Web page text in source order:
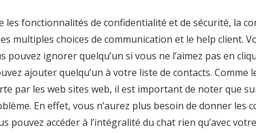
les fonctionnalités de confidentialité et de sécurité, la
multiples choices de communication et le help client.
pouvez ignorer quelqu’un si vous ne l’aimez pas en
ajouter quelqu’un à votre liste de contacts. Comme
par les web sites web, il est important de noter que
En effet, vous n’aurez plus besoin de donner les
pouvez accéder à l’intégralité du chat rien qu’avec